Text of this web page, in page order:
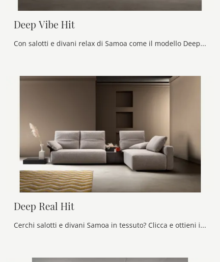
Deep Vibe Hit
Con salotti e divani relax di Samoa come il modello Deep Vibe Hit in tessuto, potrai ultimare il tuo concept d'arredo.
Deep Real Hit
Cerchi salotti e divani Samoa in tessuto? Clicca e ottieni informazioni sul modello Deep Real Hit per spazi design.